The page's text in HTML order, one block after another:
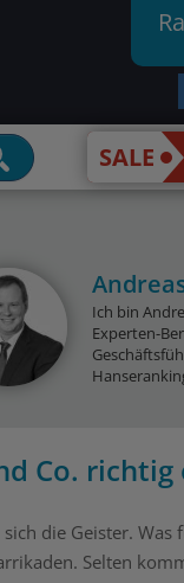
SALE
Ich bin
Experten-
Co.
die Geister.
Selten